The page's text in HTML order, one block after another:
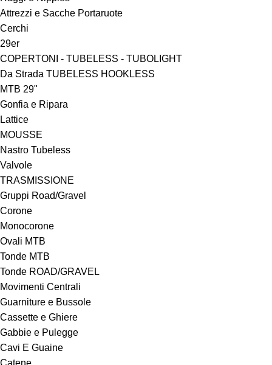
Attrezzi e Sacche Portaruote
Cerchi
29er
COPERTONI - TUBELESS - TUBOLIGHT
Da Strada TUBELESS HOOKLESS
MTB 29"
Gonfia e Ripara
Lattice
MOUSSE
Nastro Tubeless
Valvole
TRASMISSIONE
Gruppi Road/Gravel
Corone
Monocorone
Ovali MTB
Tonde MTB
Tonde ROAD/GRAVEL
Movimenti Centrali
Guarniture e Bussole
Cassette e Ghiere
Gabbie e Pulegge
Cavi E Guaine
Catene